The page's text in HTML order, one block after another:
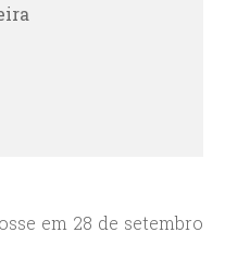
em 28 de setembro